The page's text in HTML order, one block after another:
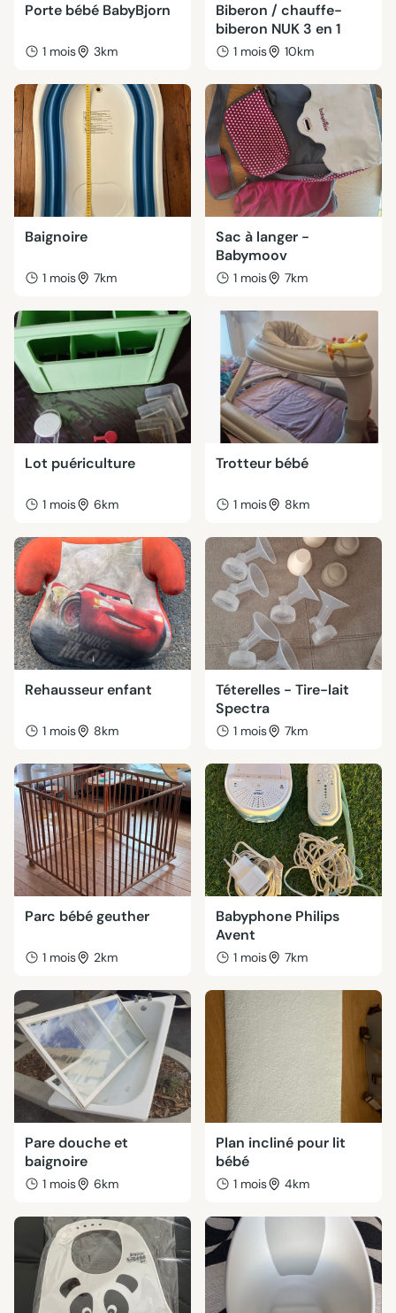
Porte bébé BabyBjorn
1 mois 3km
Biberon / chauffe-
biberon NUK 3 en 1
1 mois 10km
Baignoire
1 mois 7km
Sac à langer -
Babymoov
1 mois 7km
Lot puériculture
1 mois 6km
Trotteur bébé
1 mois 8km
Rehausseur enfant
1 mois 8km
Téterelles - Tire-lait
Spectra
1 mois 7km
Parc bébé geuther
1 mois 2km
Babyphone Philips
Avent
1 mois 7km
Pare douche et
baignoire
1 mois 6km
Plan incliné pour lit
bébé
1 mois 4km